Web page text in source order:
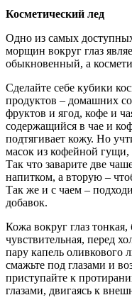
Косметический лед
Одно из самых
морщин вокруг глаз
обыкновенный, а
Сделайте себе кубики
продуктов – домашних
фруктов и ягод, кофе и
содержащийся в чае и
подтягивает кожу. Но
масок из кофейной гущи,
Так что заварите две
напитком, а вторую –
Так же и с чаем –
добавок.
Кожа вокруг глаз
чувствительная, перед
пару капель оливкового
смажьте под глазами и
приступайте к
глазами, двигаясь к